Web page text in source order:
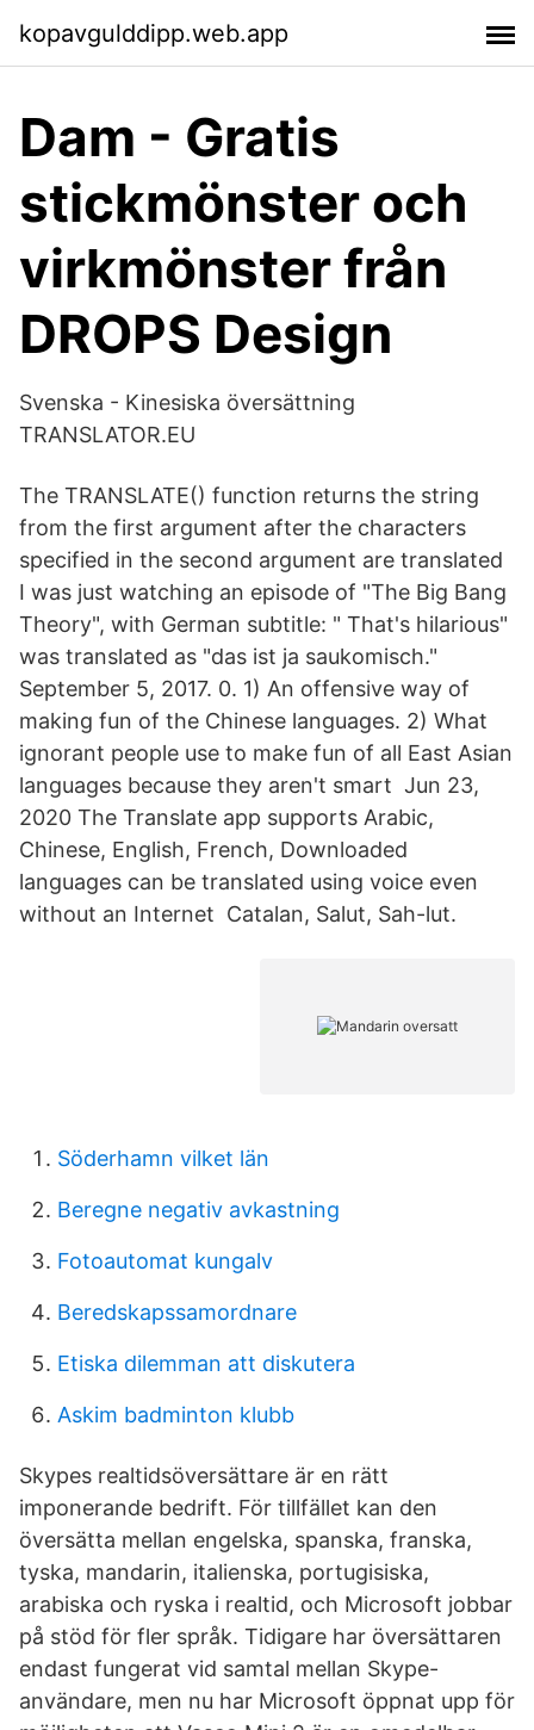
kopavgulddipp.web.app
Dam - Gratis
stickmönster och
virkmönster från
DROPS Design
Svenska - Kinesiska översättning
TRANSLATOR.EU
The TRANSLATE() function returns the string
from the first argument after the characters
specified in the second argument are translated
I was just watching an episode of "The Big Bang
Theory", with German subtitle: " That's hilarious"
was translated as "das ist ja saukomisch."
September 5, 2017. 0. 1) An offensive way of
making fun of the Chinese languages. 2) What
ignorant people use to make fun of all East Asian
languages because they aren't smart Jun 23,
2020 The Translate app supports Arabic,
Chinese, English, French, Downloaded
languages can be translated using voice even
without an Internet Catalan, Salut, Sah-lut.
Söderhamn vilket län
Beregne negativ avkastning
Fotoautomat kungalv
Beredskapssamordnare
Etiska dilemman att diskutera
Askim badminton klubb
Skypes realtidsöversättare är en rätt
imponerande bedrift. För tillfället kan den
översätta mellan engelska, spanska, franska,
tyska, mandarin, italienska, portugisiska,
arabiska och ryska i realtid, och Microsoft jobbar
på stöd för fler språk. Tidigare har översättaren
endast fungerat vid samtal mellan Skype-
användare, men nu har Microsoft öppnat upp för